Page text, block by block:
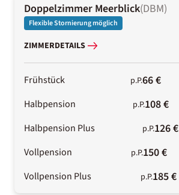
Doppelzimmer Meerblick(DBM)
Flexible Stornierung möglich
ZIMMERDETAILS
Frühstück p.P.66 €
Halbpension p.P.108 €
Halbpension Plus p.P.126 €
Vollpension p.P.150 €
Vollpension Plus p.P.185 €